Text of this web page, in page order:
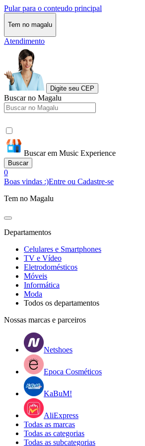
Pular para o conteudo principal
Tem no magalu
Atendimento
Digite seu CEP
Buscar no Magalu
Buscar em Music Experience
Buscar
0
Boas vindas :)Entre ou Cadastre-se
Tem no Magalu
Departamentos
Celulares e Smartphones
TV e Vídeo
Eletrodomésticos
Móveis
Informática
Moda
Todos os departamentos
Nossas marcas e parceiros
Netshoes
Epoca Cosméticos
KaBuM!
AliExpress
Todas as marcas
Todas as categorias
Todas as subcategorias